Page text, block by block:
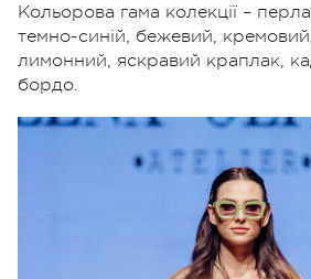
Кольорова гама колекції –
темно-синій, бежевий,
лимонний, яскравий краплак,
бордо.